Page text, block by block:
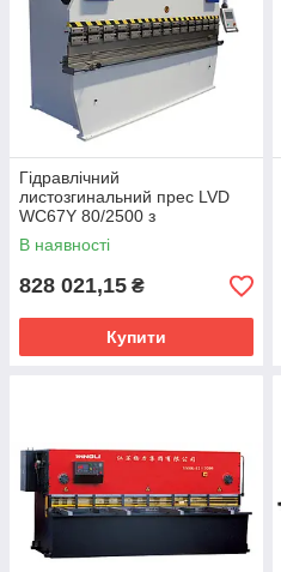
Гідравлічний
листозгинальний прес LVD
WC67Y 80/2500 з
контролером E22
В наявності
828 021,15 ₴
Купити